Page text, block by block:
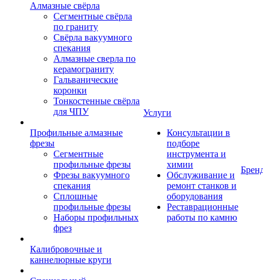
Алмазные свёрла
Сегментные свёрла
по граниту
Свёрла вакуумного
спекания
Алмазные сверла по
керамограниту
Гальванические
коронки
Тонкостенные свёрла
для ЧПУ
Профильные алмазные
фрезы
Сегментные
профильные фрезы
Фрезы вакуумного
спекания
Сплошные
профильные фрезы
Наборы профильных
фрез
Калибровочные и
каннелюрные круги
Услуги
Консультации в
подборе
инструмента и
химии
Обслуживание и
ремонт станков и
оборудования
Реставрационные
работы по камню